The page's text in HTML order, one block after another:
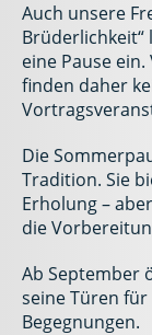
Auch unsere
eine Pause
finden daher
Die
Tradition. Sie
Erholung –
die
Ab September
seine Türen
Begegnungen.